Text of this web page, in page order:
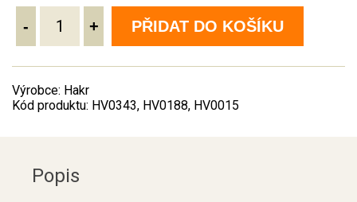
- + PŘIDAT DO KOŠÍKU
Výrobce: Hakr
Kód produktu: HV0343, HV0188, HV0015
Popis